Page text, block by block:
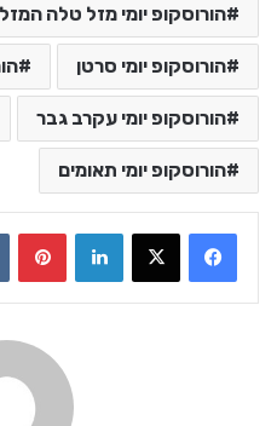
הורוסקופ יומי מזל טלה
הורוסקופ יומי סרטן
הורוסקופ יומי עקרב גבר
הורוסקופ יומי תאומים
LinkedIn